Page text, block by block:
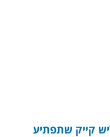
קייק שתפתיע